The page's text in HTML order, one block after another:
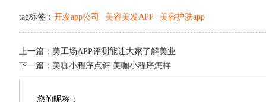
tag标签： 开发app公司 美容美发APP 美容护肤app
上一篇： 美工场APP评测能让大家了解美业
下一篇： 美咖小程序点评 美咖小程序怎样
您的昵称：